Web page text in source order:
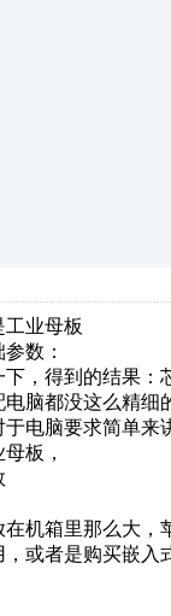
业母板
数：
，得到的结果
脑都没这么精细
电脑要求简单来
板，
机箱里那么大，
或者是购买嵌